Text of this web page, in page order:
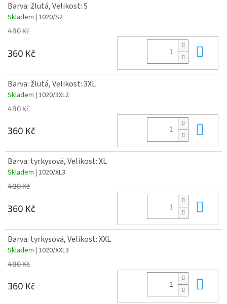
Barva: žlutá, Velikost: S
Skladem | 1020/S2
480 Kč
360 Kč
Barva: žlutá, Velikost: 3XL
Skladem | 1020/3XL2
480 Kč
360 Kč
Barva: tyrkysová, Velikost: XL
Skladem | 1020/XL3
480 Kč
360 Kč
Barva: tyrkysová, Velikost: XXL
Skladem | 1020/XXL3
480 Kč
360 Kč